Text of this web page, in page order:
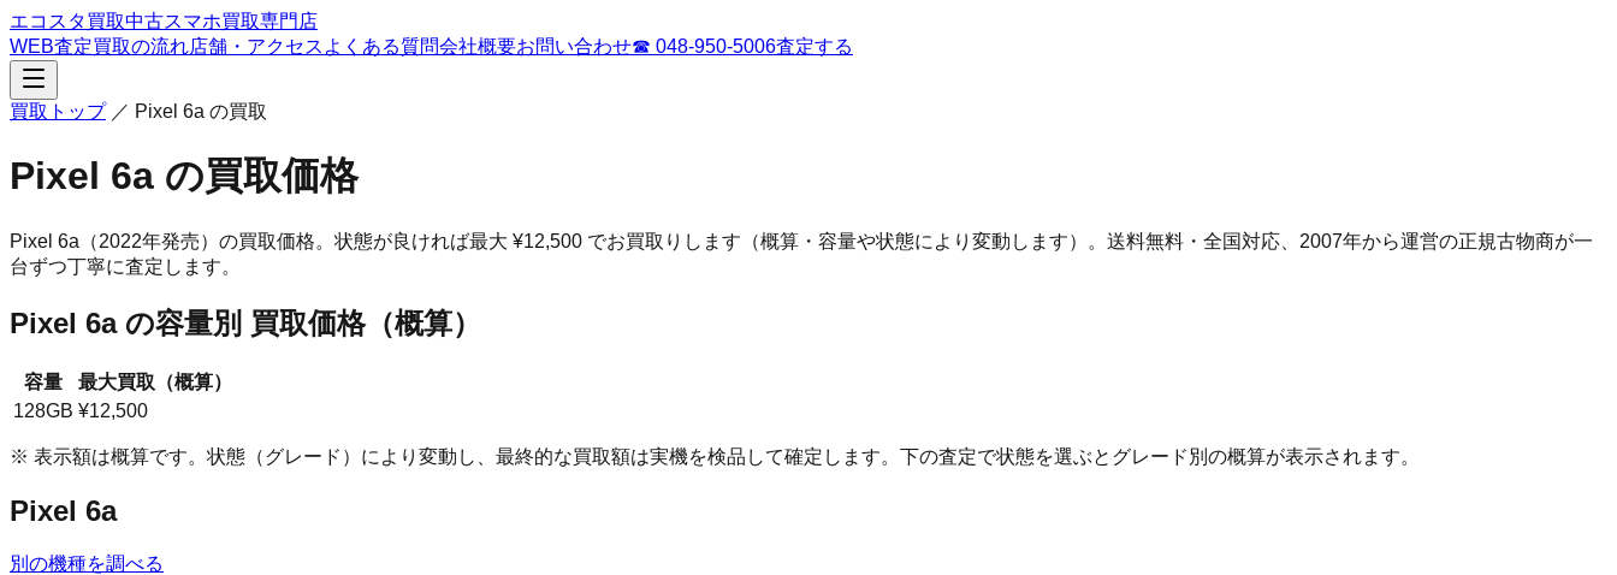
エコスタ買取中古スマホ買取専門店
WEB査定買取の流れ店舗・アクセス よくある質問会社概要お問い合わせ☎ 048-950-5006査定する
買取トップ／ Pixel 6a の買取
Pixel 6a の買取価格
Pixel 6a （2022年発売） の買取価格。 状態が良ければ最大 ¥12,500 でお買取りします（概算・容量や状態により変動します）。 送料無料・全国対応、 2007年から運営の正規古物商が一
台ずつ丁寧に査定します。
Pixel 6aの容量別 買取価格（概算）
容量
最大買取（概算）
128GB ¥12,500
※ 表示額は概算です。状態（グレード）により変動し、最終的な買取額は実機を検品して確定します。下の査定で状態を選ぶとグレード別の概算が表示されます。
Pixel 6a
別の機種を調べる